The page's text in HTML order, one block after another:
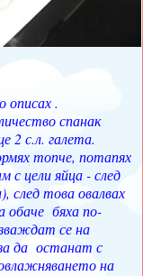
описах .
спанак
2 с.л. галета.
топче, потапях
с цели яйца - след
след това овалвах
обаче бяха по-
се на
да останат с
на